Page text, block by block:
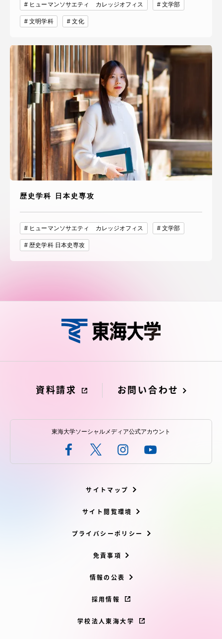
ヒューマンソサエティ カレッジオフィス 文学部
文明学科 文化
歴史学科 日本史専攻
ヒューマンソサエティ カレッジオフィス 文学部
歴史学科 日本史専攻
資料請求 お問い合わせ
東海大学ソーシャルメディア公式アカウント
サイトマップ
サイト閲覧環境
プライバシーポリシー
免責事項
情報の公表
採用情報
学校法人東海大学